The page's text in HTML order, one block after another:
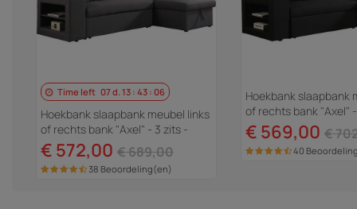
Time left 07d. 13: 43: 06
Hoekbank slaapbank meubel links
of rechts bank "Axel" - 3 zits -
Grijs
€ 572,00 € 689,00
38 Beoordeling(en)
Hoekbank slaapbank
of rechts bank "Axel"
Zwart
€ 569,00 €
40